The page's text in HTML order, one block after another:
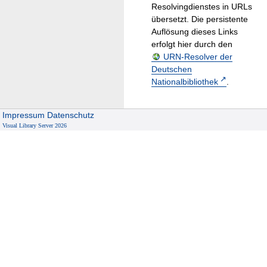
Resolvingdienstes in URLs
übersetzt. Die persistente
Auflösung dieses Links
erfolgt hier durch den
URN-Resolver der
Deutschen
Nationalbibliothek
.
Impressum Datenschutz
Visual Library Server 2026